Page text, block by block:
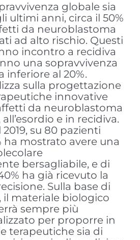
globale sia
ultimi anni, circa il 50%
da neuroblastoma
ad alto rischio. Questi
incontro a recidiva
una sopravvivenza
inferiore al 20%.
sulla progettazione
innovative
da neuroblastoma
e in recidiva.
su 80 pazienti
ha mostrato avere una
bersagliabile, e di
ha già ricevuto la
Sulla base di
il materiale biologico
sempre più
per proporre in
terapeutiche sia di